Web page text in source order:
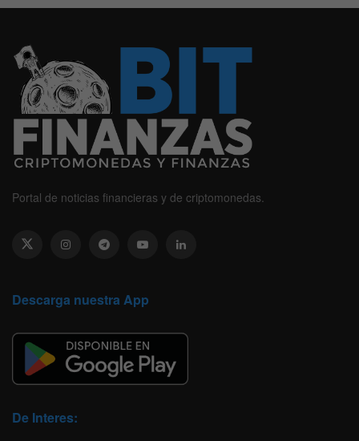
Portal de noticias financieras y de criptomonedas.
Descarga nuestra App
De Interes: